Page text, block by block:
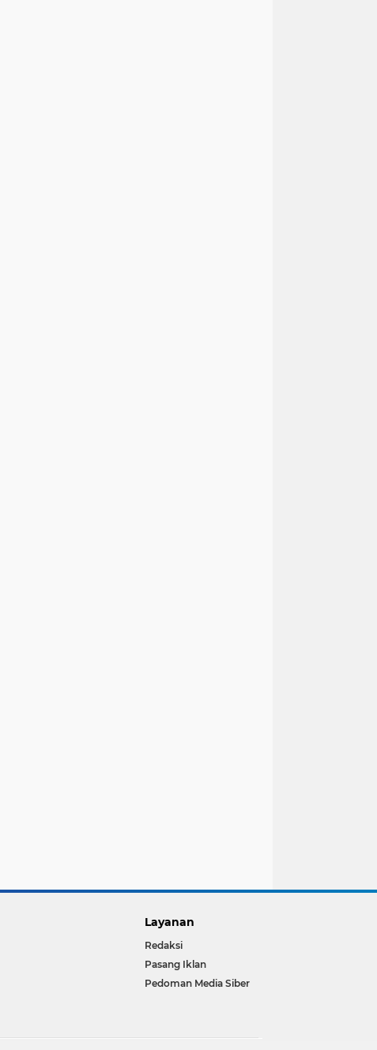
Layanan
Redaksi
Pasang Iklan
Pedoman Media Siber